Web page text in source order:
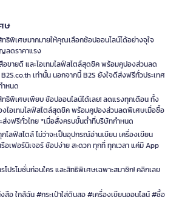
ษ
ทธิพิเศษมากมายให้คุณเลือกช้อปออนไลน์ได้อย่างจุใจ
ลดราคาแรง
อขายดี และไอเทมไลฟ์สไตล์สุดชิค พร้อมคูปองส่วนลด
เท่านั้น นอกจากนี้ B2S ยังใจดีส่งฟรีทั่วประเทศ
หนด
ทธิพิเศษเพียบ ช้อปออนไลน์ได้เลย! ลดแรงทุกเดือน ทั้ง
ไอเทมไลฟ์สไตล์สุดชิค พร้อมคูปองส่วนลดพิเศษเมื่อซื้อ
ส่งฟรีทั่วไทย *เมื่อสั่งครบขั้นต่ำที่บริษัทกำหนด
ไลฟ์สไตล์ ไม่ว่าจะเป็นอุปกรณ์อ่านเขียน เครื่องเขียน
เฟอร์นิเจอร์ ช้อปง่าย สะดวก ทุกที่ ทุกเวลา แค่มี App
โปรโมชั่นก่อนใคร และสิทธิพิเศษเฉพาะสมาชิก! คลิกเลย
อ ใกล้ฉัน #กระเป๋าใส่ดินสอ #เครื่องเขียนออนไลน์ #ซื้อ